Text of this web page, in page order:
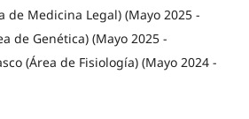
de Medicina Legal) (Mayo 2025 -
de Genética) (Mayo 2025 -
(Área de Fisiología) (Mayo 2024 -